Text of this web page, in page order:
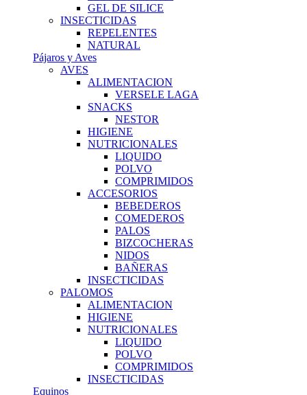
GEL DE SILICE
INSECTICIDAS
REPELENTES
NATURAL
Pájaros y Aves
AVES
ALIMENTACION
VERSELE LAGA
SNACKS
NESTOR
HIGIENE
NUTRICIONALES
LIQUIDO
POLVO
COMPRIMIDOS
ACCESORIOS
BEBEDEROS
COMEDEROS
PALOS
BIZCOCHERAS
NIDOS
BAÑERAS
INSECTICIDAS
PALOMOS
ALIMENTACION
HIGIENE
NUTRICIONALES
LIQUIDO
POLVO
COMPRIMIDOS
INSECTICIDAS
Equinos